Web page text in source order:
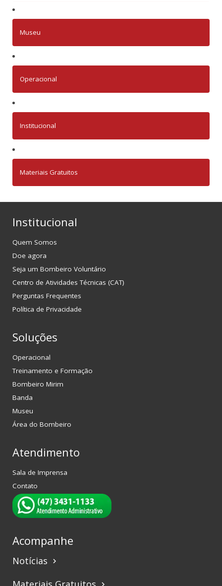
Museu
Operacional
Institucional
Materiais Gratuitos
Institucional
Quem Somos
Doe agora
Seja um Bombeiro Voluntário
Centro de Atividades Técnicas (CAT)
Perguntas Frequentes
Política de Privacidade
Soluções
Operacional
Treinamento e Formação
Bombeiro Mirim
Banda
Museu
Área do Bombeiro
Atendimento
Sala de Imprensa
Contato
Acompanhe
Notícias keyboard_arrow_right